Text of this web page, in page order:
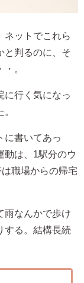
ネットでこれら
と判るのに、そ
。
に行く気になっ
に書いてあっ
動は、1駅分のウ
職場からの帰宅
雨なんかで歩け
する。結構長続